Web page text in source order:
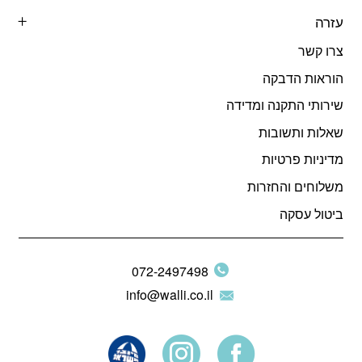
עזרה
צרו קשר
הוראות הדבקה
שירותי התקנה ומדידה
שאלות ותשובות
מדיניות פרטיות
משלוחים והחזרות
ביטול עסקה
072-2497498
info@walli.co.il